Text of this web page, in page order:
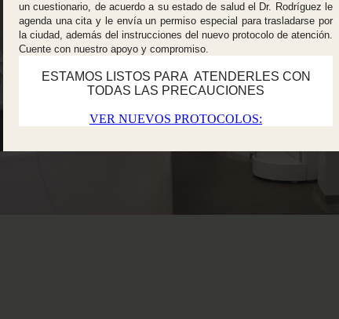
un cuestionario, de acuerdo a su estado de salud el Dr. Rodríguez le
agenda una cita y le envía un permiso especial para trasladarse por
la ciudad, además del instrucciones del nuevo protocolo de atención.
Cuente con nuestro apoyo y compromiso.
ESTAMOS LISTOS PARA ATENDERLES CON
TODAS LAS PRECAUCIONES
VER NUEVOS PROTOCOLOS: